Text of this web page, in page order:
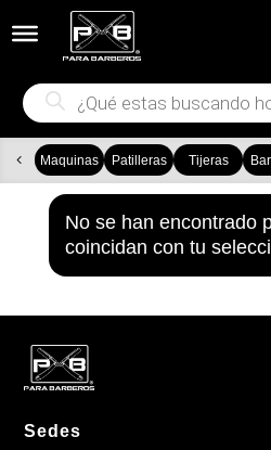
Búsqueda
de
productos
Maquinas Patilleras Tijeras
No se han encontrado
coincidan con tu
Sedes